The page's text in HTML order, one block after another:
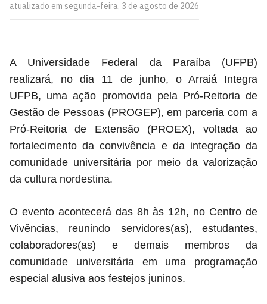
atualizado em segunda-feira, 3 de agosto de 2026
A Universidade Federal da Paraíba (UFPB)
realizará, no dia 11 de junho, o Arraiá Integra
UFPB, uma ação promovida pela Pró-Reitoria de
Gestão de Pessoas (PROGEP), em parceria com a
Pró-Reitoria de Extensão (PROEX), voltada ao
fortalecimento da convivência e da integração da
comunidade universitária por meio da valorização
da cultura nordestina.
O evento acontecerá das 8h às 12h, no Centro de
Vivências, reunindo servidores(as), estudantes,
colaboradores(as) e demais membros da
comunidade universitária em uma programação
especial alusiva aos festejos juninos.